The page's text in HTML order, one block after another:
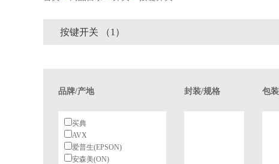
按键开关 （1）
品牌/产地 封装/规格 包
买典
AVX
爱普生(EPSON)
安森美(ON)